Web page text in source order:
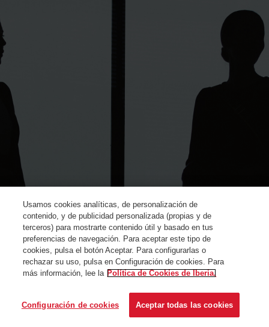
Usamos cookies analíticas, de personalización de
contenido, y de publicidad personalizada (propias y de
terceros) para mostrarte contenido útil y basado en tus
preferencias de navegación. Para aceptar este tipo de
cookies, pulsa el botón Aceptar. Para configurarlas o
rechazar su uso, pulsa en Configuración de cookies. Para
más información, lee la Política de Cookies de Iberia.
Configuración de cookies Aceptar todas las cookies